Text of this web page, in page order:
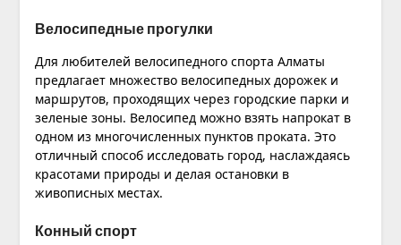
Велосипедные прогулки
Для любителей велосипедного спорта Алматы
предлагает множество велосипедных дорожек и
маршрутов, проходящих через городские парки и
зеленые зоны. Велосипед можно взять напрокат в
одном из многочисленных пунктов проката. Это
отличный способ исследовать город, наслаждаясь
красотами природы и делая остановки в
живописных местах.
Конный спорт